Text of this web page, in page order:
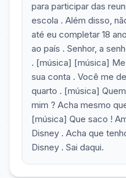
para participar das
escola . Além disso,
até eu completar 18
ao país . Senhor, a
. [música] [música]
sua conta . Você me
quarto . [música]
mim ? Acha mesmo
[música] Que saco !
Disney . Acha que
Disney . Sai daqui.